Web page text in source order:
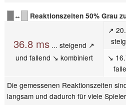
↔ Reaktionszeiten 50% Grau
36.8 ms ... steigend ↗
und fallend ↘ kombiniert
↗
↘
Die gemessenen Reaktionszeiten
langsam und dadurch für viele Spieler